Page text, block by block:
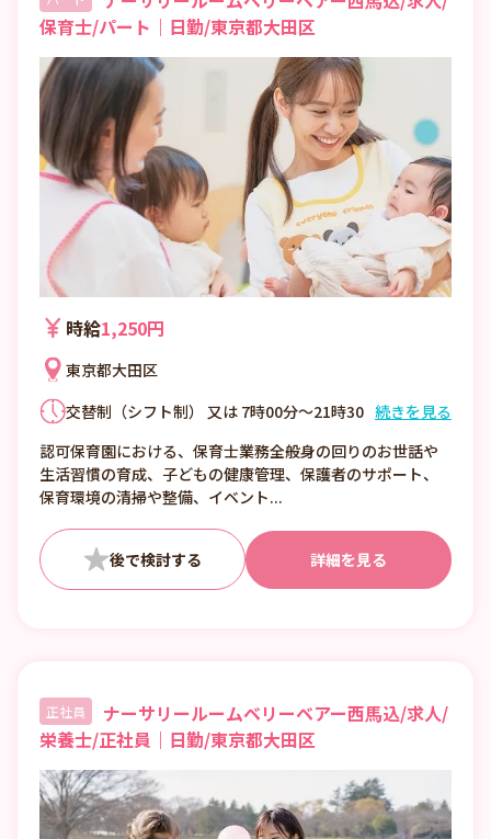
保育士/パート｜日勤/東京都大田区
時給1,250円
東京都大田区
交替制（シフト制） 又は 7時00分～21時30
数について相談可 ・休憩45分 ・時間外勤務:
なし 36協定における特別条項 なし
続きを見る
認可保育園における、保育士業務全般身の回りのお世話や
生活習慣の育成、子どもの健康管理、保護者のサポート、
保育環境の清掃や整備、イベント...
詳細を見る
正社員
ナーサリールームベリーベアー西馬込/求人/
栄養士/正社員｜日勤/東京都大田区